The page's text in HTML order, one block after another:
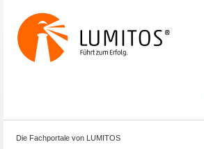
Die Fachportale von LUMITOS